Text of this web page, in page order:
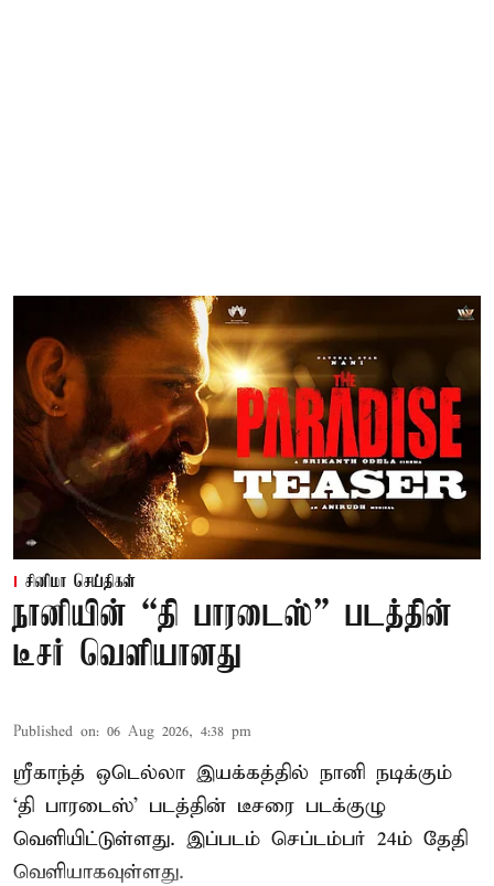
சினிமா செய்திகள்
நானியின் “தி பாரடைஸ்” படத்தின்
டீசர் வெளியானது
Published on: 06 Aug 2026, 4:38 pm
ஸ்ரீகாந்த் ஒடெல்லா இயக்கத்தில் நானி நடிக்கும்
‘தி பாரடைஸ்’ படத்தின் டீசரை படக்குழு
வெளியிட்டுள்ளது. இப்படம் செப்டம்பர் 24ம் தேதி
வெளியாகவுள்ளது.